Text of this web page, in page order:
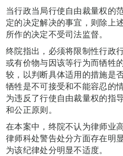
当行政当局行使自由裁量权的
定的决定解决的事宜，则除上
所作的决定不受司法监督。
终院指出，必须将限制性行政
或有价物与因该等行为而牺牲
较，以判断具体适用的措施是
牺牲是不可接受和不能容忍的
为违反了行使自由裁量权的指
和公正原则。
在本案中，终院不认为律师业
律师科处警告处分方面存在明
为该纪律处分明显不适度。